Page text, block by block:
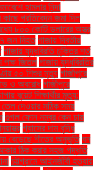
হামলার নিন্দা
কাছে প্রতিবেদন জমা দিল
৮০০ কোটি ডলারের অস্ত্র
জন নিহত গাজায় দ্বিতীয়
গাজায় যুদ্ধবিরতি চুক্তির শর্ত
পক্ষ জিতল গাজায় যুদ্ধবিরতির
৫০ শিশুর মৃত্যু গাজীপুরে
ও অবরোধ গাজীপুরে
বুয়েট শিক্ষার্থীর মৃত্যু:
তেল দেওয়ার সঠিক সময়
গুগল ফোন নম্বর কেন চায়
গ্যাসের দাম বৃদ্ধি
বেড়েছে শীতের অনুভূতি ঘন
ঠিক করার সহজ পদ্ধতি
চট্টগ্রামে আইনজীবী হত্যায়